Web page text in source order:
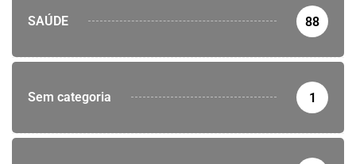
SAÚDE 88
Sem categoria 1